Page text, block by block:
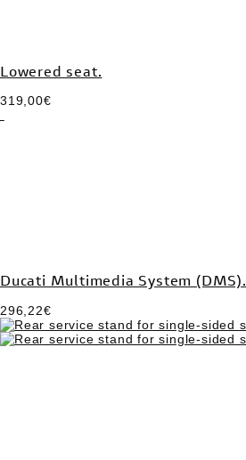
Lowered seat.
319,00€
Ducati Multimedia System (DMS).
296,22€